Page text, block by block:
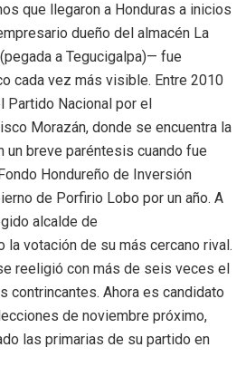
que llegaron a Honduras a inicios
dueño del almacén La
a Tegucigalpa)— fue
cada vez más visible. Entre 2010
Nacional por el
Morazán, donde se encuentra la
un breve paréntesis cuando fue
Hondureño de Inversión
de Porfirio Lobo por un año. A
alcalde de
la votación de su más cercano rival.
reeligió con más de seis veces el
contrincantes. Ahora es candidato
de noviembre próximo,
las primarias de su partido en